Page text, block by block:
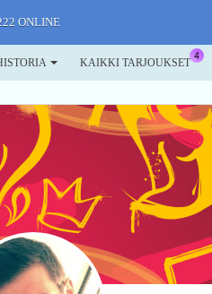
ONLINE
KAIKKI TARJOUKSET